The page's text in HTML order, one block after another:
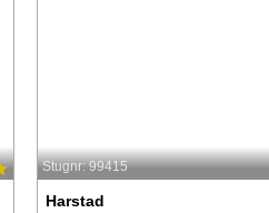
Stugnr: 99415
Harstad